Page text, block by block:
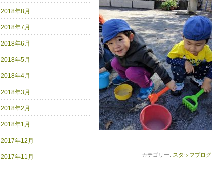
2018年8月
2018年7月
2018年6月
2018年5月
2018年4月
2018年3月
2018年2月
2018年1月
2017年12月
2017年11月 カテゴリー: スタッフブログ